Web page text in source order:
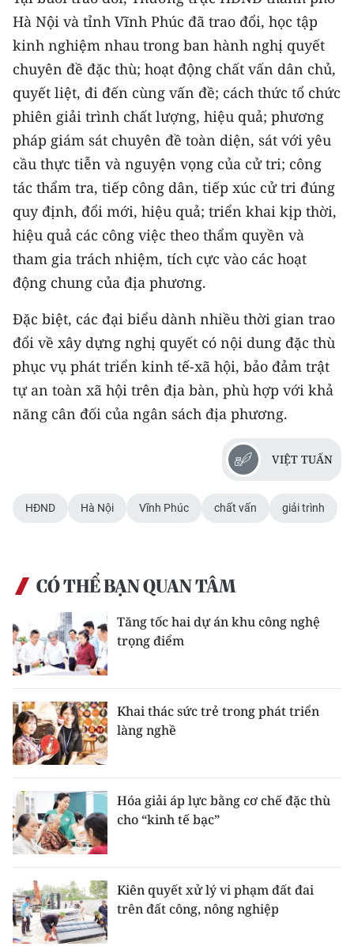
VỀ BÁO NHÂN DÂN
THỜI NAY
NHÂN DÂN CUỐI TUẦN
NHÂN DÂN HẰNG THÁNG
MUA BÁO
ĐỌC BÁO IN
ENGLISH
中文
FRANÇAIS
РУССКИЙ
ESPAÑOL
Hà Nội và tỉnh Vĩnh Phúc đã trao đổi, học tập
kinh nghiệm nhau trong ban hành nghị quyết
chuyên đề đặc thù; hoạt động chất vấn dân chủ,
quyết liệt, đi đến cùng vấn đề; cách thức tổ chức
phiên giải trình chất lượng, hiệu quả; phương
pháp giám sát chuyên đề toàn diện, sát với yêu
cầu thực tiễn và nguyện vọng của cử tri; công
tác thẩm tra, tiếp công dân, tiếp xúc cử tri đúng
quy định, đổi mới, hiệu quả; triển khai kịp thời,
hiệu quả các công việc theo thẩm quyền và
tham gia trách nhiệm, tích cực vào các hoạt
động chung của địa phương.
Đặc biệt, các đại biểu dành nhiều thời gian trao
đổi về xây dựng nghị quyết có nội dung đặc thù
phục vụ phát triển kinh tế-xã hội, bảo đảm trật
tự an toàn xã hội trên địa bàn, phù hợp với khả
năng cân đối của ngân sách địa phương.
VIỆT TUẤN
HĐND Hà Nội Vĩnh Phúc chất vấn giải trình
CÓ THỂ BẠN QUAN TÂM
Tăng tốc hai dự án khu công nghệ
trọng điểm
Khai thác sức trẻ trong phát triển
làng nghề
Hóa giải áp lực bằng cơ chế đặc thù
cho “kinh tế bạc”
Kiên quyết xử lý vi phạm đất đai
trên đất công, nông nghiệp